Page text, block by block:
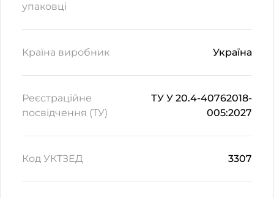
упаковці
Країна виробник Україна
Реєстраційне
посвідчення (ТУ)
ТУ У 20.4-40762018-
005:2027
Код УКТЗЕД 3307